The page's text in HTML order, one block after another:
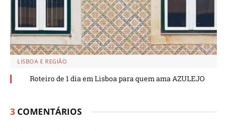
LISBOA E REGIÃO
Roteiro de 1 dia em Lisboa para quem ama AZULEJO
3 COMENTÁRIOS